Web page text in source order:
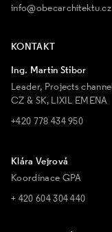
info@obecarchitektu.cz
KONTAKT
Ing. Martin Stibor
Leader, Projects channel
CZ & SK, LIXIL EMENA
+420 778 434 950
Klára Vejrová
Koordinace GPA
+ 420 604 304 440